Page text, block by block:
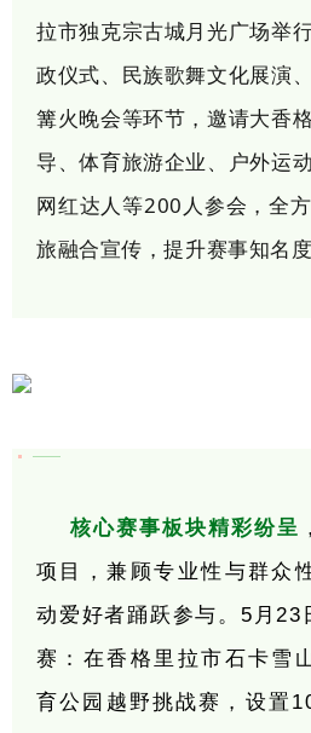
拉市独克宗古城月光广场举
政仪式、民族歌舞文化展演
篝火晚会等环节，邀请大香
导、体育旅游企业、户外运
网红达人等200人参会，全
旅融合宣传，提升赛事知名度
核心赛事板块精彩纷呈
项目，兼顾专业性与群众
动爱好者踊跃参与。5月23
赛：在香格里拉市石卡雪
育公园越野挑战赛，设置